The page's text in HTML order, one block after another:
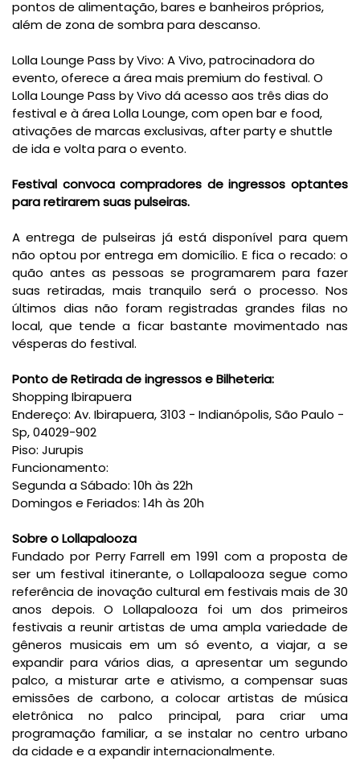
pontos de alimentação, bares e banheiros próprios,
além de zona de sombra para descanso.
Lolla Lounge Pass by Vivo: A Vivo, patrocinadora do
evento, oferece a área mais premium do festival. O
Lolla Lounge Pass by Vivo dá acesso aos três dias do
festival e à área Lolla Lounge, com open bar e food,
ativações de marcas exclusivas, after party e shuttle
de ida e volta para o evento.
Festival convoca compradores de ingressos optantes
para retirarem suas pulseiras.
A entrega de pulseiras já está disponível para quem
não optou por entrega em domicílio. E fica o recado: o
quão antes as pessoas se programarem para fazer
suas retiradas, mais tranquilo será o processo. Nos
últimos dias não foram registradas grandes filas no
local, que tende a ficar bastante movimentado nas
vésperas do festival.
Ponto de Retirada de ingressos e Bilheteria:
Shopping Ibirapuera
Endereço: Av. Ibirapuera, 3103 - Indianópolis, São Paulo -
Sp, 04029-902
Piso: Jurupis
Funcionamento:
Segunda a Sábado: 10h às 22h
Domingos e Feriados: 14h às 20h
Sobre o Lollapalooza
Fundado por Perry Farrell em 1991 com a proposta de
ser um festival itinerante, o Lollapalooza segue como
referência de inovação cultural em festivais mais de 30
anos depois. O Lollapalooza foi um dos primeiros
festivais a reunir artistas de uma ampla variedade de
gêneros musicais em um só evento, a viajar, a se
expandir para vários dias, a apresentar um segundo
palco, a misturar arte e ativismo, a compensar suas
emissões de carbono, a colocar artistas de música
eletrônica no palco principal, para criar uma
programação familiar, a se instalar no centro urbano
da cidade e a expandir internacionalmente.